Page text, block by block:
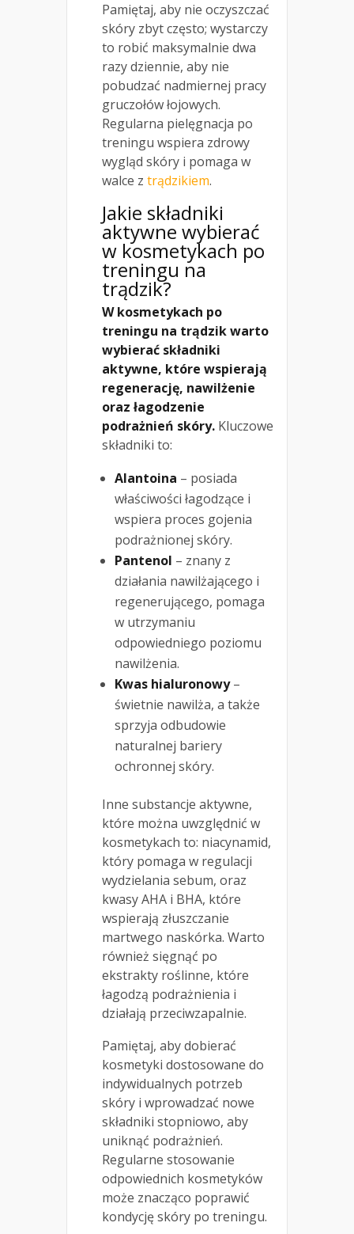
Pamiętaj, aby nie oczyszczać
skóry zbyt często; wystarczy
to robić maksymalnie dwa
razy dziennie, aby nie
pobudzać nadmiernej pracy
gruczołów łojowych.
Regularna pielęgnacja po
treningu wspiera zdrowy
wygląd skóry i pomaga w
walce z trądzikiem.
Jakie składniki
aktywne wybierać
w kosmetykach po
treningu na
trądzik?
W kosmetykach po
treningu na trądzik warto
wybierać składniki
aktywne, które wspierają
regenerację, nawilżenie
oraz łagodzenie
podrażnień skóry. Kluczowe
składniki to:
Alantoina – posiada
właściwości łagodzące i
wspiera proces gojenia
podrażnionej skóry.
Pantenol – znany z
działania nawilżającego i
regenerującego, pomaga
w utrzymaniu
odpowiedniego poziomu
nawilżenia.
Kwas hialuronowy–
świetnie nawilża, a także
sprzyja odbudowie
naturalnej bariery
ochronnej skóry.
Inne substancje aktywne,
które można uwzględnić w
kosmetykach to: niacynamid,
który pomaga w regulacji
wydzielania sebum, oraz
kwasy AHA i BHA, które
wspierają złuszczanie
martwego naskórka. Warto
również sięgnąć po
ekstrakty roślinne, które
łagodzą podrażnienia i
działają przeciwzapalnie.
Pamiętaj, aby dobierać
kosmetyki dostosowane do
indywidualnych potrzeb
skóry i wprowadzać nowe
składniki stopniowo, aby
uniknąć podrażnień.
Regularne stosowanie
odpowiednich kosmetyków
może znacząco poprawić
kondycję skóry po treningu.